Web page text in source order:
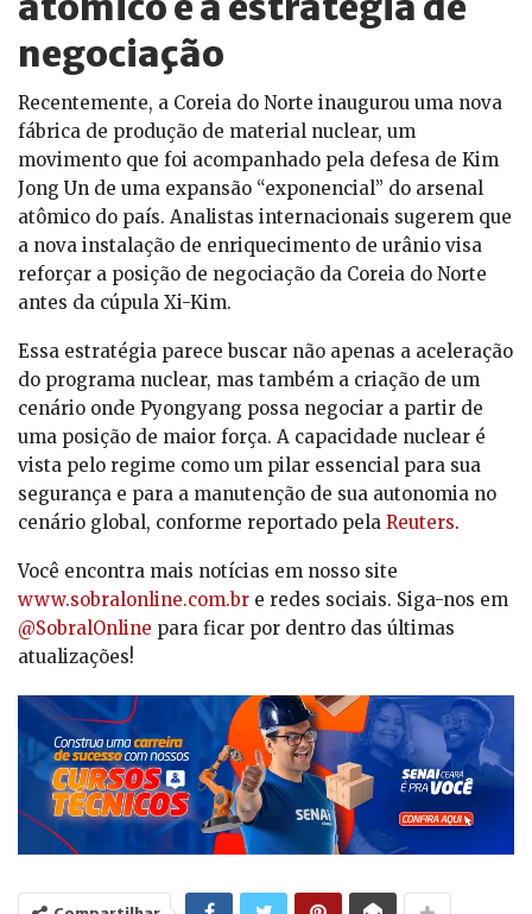
negociação
Recentemente, a Coreia do Norte inaugurou uma nova
fábrica de produção de material nuclear, um
movimento que foi acompanhado pela defesa de Kim
Jong Un de uma expansão “exponencial” do arsenal
atômico do país. Analistas internacionais sugerem que
a nova instalação de enriquecimento de urânio visa
reforçar a posição de negociação da Coreia do Norte
antes da cúpula Xi-Kim.
Essa estratégia parece buscar não apenas a aceleração
do programa nuclear, mas também a criação de um
cenário onde Pyongyang possa negociar a partir de
uma posição de maior força. A capacidade nuclear é
vista pelo regime como um pilar essencial para sua
segurança e para a manutenção de sua autonomia no
cenário global, conforme reportado pela Reuters.
Você encontra mais notícias em nosso site
www.sobralonline.com.br e redes sociais. Siga-nos em
@SobralOnline para ficar por dentro das últimas
atualizações!